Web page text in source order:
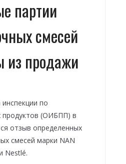
партии
смесей
из продажи
по
продуктов (ОИБПП) в
отзыв определенных
смесей марки NAN
Nestlé.